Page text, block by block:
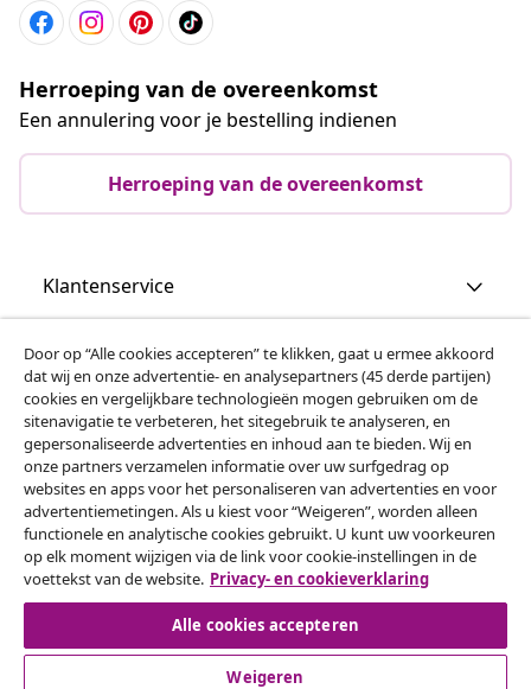
Herroeping van de overeenkomst
Een annulering voor je bestelling indienen
Herroeping van de overeenkomst
Klantenservice
Zakelijk
vidaXL
Ontdek meer
© 2008-2026 vidaXL www.vidaxl.nl is een website van vidaXL
Door op “Alle cookies accepteren” te klikken, gaat u ermee akkoord
dat wij en onze advertentie- en analysepartners (45 derde partijen)
cookies en vergelijkbare technologieën mogen gebruiken om de
sitenavigatie te verbeteren, het sitegebruik te analyseren, en
gepersonaliseerde advertenties en inhoud aan te bieden. Wij en
onze partners verzamelen informatie over uw surfgedrag op
websites en apps voor het personaliseren van advertenties en voor
advertentiemetingen. Als u kiest voor “Weigeren”, worden alleen
functionele en analytische cookies gebruikt. U kunt uw voorkeuren
op elk moment wijzigen via de link voor cookie-instellingen in de
voettekst van de website. Privacy- en cookieverklaring
Alle cookies accepteren
Weigeren